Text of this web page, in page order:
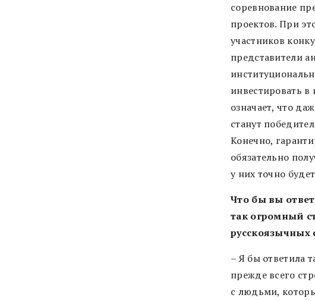
соревнование
проектов. При
участников
представители
инвестировать
означает, что
станут
Конечно,
обязательно
у них точно
Что бы вы
так огромный
русскоязычных
– Я бы ответила
прежде всего
с людьми,